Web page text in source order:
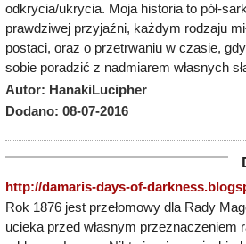
odkrycia/ukrycia. Moja historia to pół-
prawdziwej przyjaźni, każdym rodzaju
postaci, oraz o przetrwaniu w czasie,
sobie poradzić z nadmiarem własnych
Autor: HanakiLucipher
Dodano: 08-07-2016
http://damaris-days-of-
Rok 1876 jest przełomowy dla Rady
ucieka przed własnym przeznaczeniem